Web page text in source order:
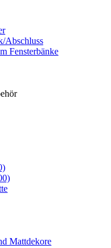
Abschluss
Fensterbänke
Mattdekore